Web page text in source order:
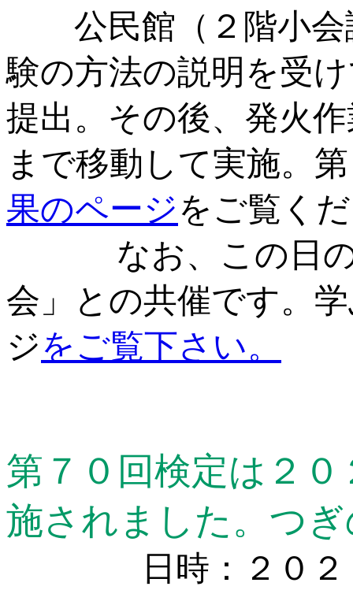
公民館（２階小会
験の方法の説明を受
提出。その後、発火
まで移動して実施。
果のページをご覧く
なお、この日の
会」との共催です。
ジをご覧下さい。
第７０回検定は２
施されました。つ
日時：２０２２